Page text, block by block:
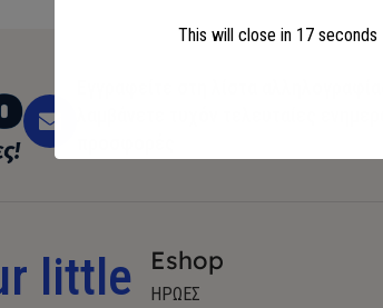
little
Eshop
ΗΡΩΕΣ
This will close in 16seconds